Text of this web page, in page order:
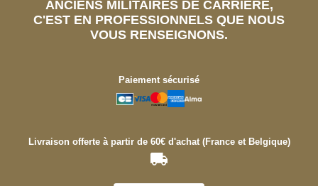
ANCIENS MILITAIRES DE CARRIÈRE,
C'EST EN PROFESSIONNELS QUE NOUS
VOUS RENSEIGNONS.
Paiement sécurisé
Livraison offerte à partir de 60€ d'achat (France et Belgique)